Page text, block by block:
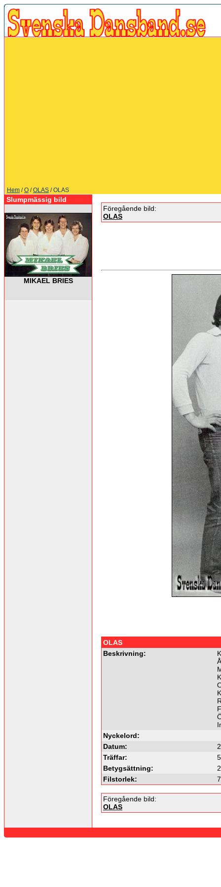
Hem /O /OLAS / OLAS
Slumpmässig bild
MIKAEL BRIES
Föregående bild:
OLAS
OLAS
Beskrivning:
Nyckelord:
Datum:
Träffar:
Betygsättning:
Filstorlek:
Föregående bild:
OLAS